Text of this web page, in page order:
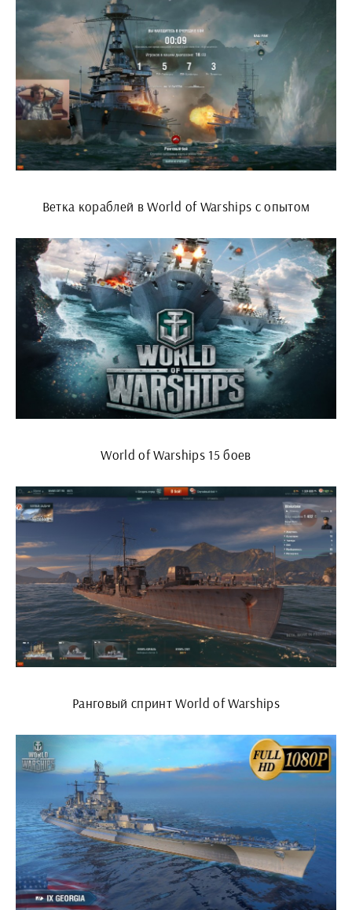
Ветка кораблей в World of Warships с опытом
World of Warships 15 боев
Ранговый спринт World of Warships